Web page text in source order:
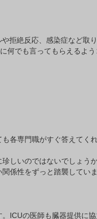
拒絶反応、感染症など取
何でも言ってもらえるよ
各専門職がすぐ答えてく
しいのではないでしょう
係性をずっと踏襲していま
ICUの医師も臓器提供に